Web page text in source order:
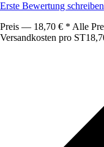
Erste Bewertung schreiben
Preis — 18,70 € * Alle
Versandkosten pro ST